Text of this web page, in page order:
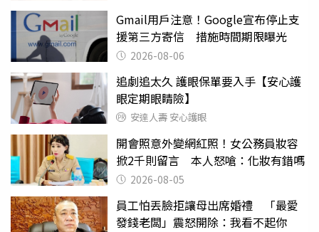
Gmail用戶注意！Google宣布停止支
援第三方寄信 措施時間期限曝光
2026-08-06
追劇追太久 護眼保單要入手【安心護
眼定期眼睛險】
安達人壽 安心護眼
開會照意外變網紅照！女公務員妝容
掀2千則留言 本人怒嗆：化妝有錯嗎
2026-08-05
員工怕丟臉拒讓母出席婚禮 「最愛
發錢老闆」震怒開除：我看不起你